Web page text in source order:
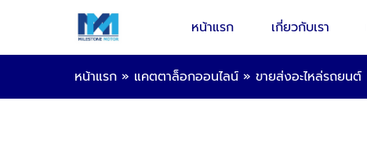
หน้าแรก เกี่ยวกับเรา
หน้าแรก » แคตตาล็อกออนไลน์ » ขายส่งอะไหล่รถยนต์